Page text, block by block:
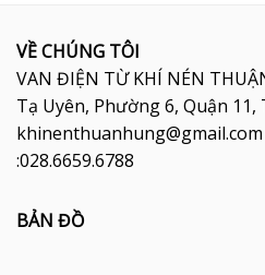
VỀ CHÚNG TÔI
VAN ĐIỆN TỪ KHÍ NÉN
Tạ Uyên, Phường 6, Quận 11,
khinenthuanhung@gmail.com
:028.6659.6788
BẢN ĐỒ